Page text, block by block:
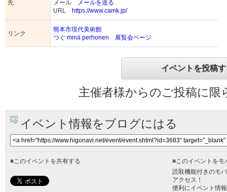
先
メール
メールを送る
URL https://www.camk.jp/
リンク
熊本市現代美術館
つぐ minä perhonen 展覧会ページ
イベントを投稿
主催者様からのご投稿に限
イベント情報をブログにはる
■このイベントを共有する ■このイベントをモ
読取機能付きのモ
アクセス！
便利にイベント情